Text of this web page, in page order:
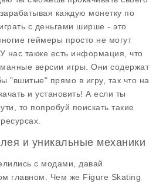
каждую монетку по
с деньгами ширше - это
геймеры просто не могут
нас также есть информация, что
версии игры. Они содержат
"вшитые" прямо в игру, так что на
и установить! А если ты
то попробуй поискать такие
и уникальные механики
с модами, давай
главном. Чем же Figure Skating